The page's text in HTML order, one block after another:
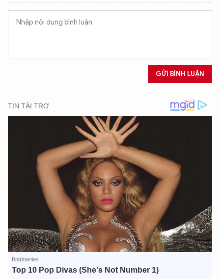
GỬI BÌNH LUẬN
TÔI LÀ CHATBOT CỦA
Hãy hỏi tôi bất kỳ điều gì bạn cần biết về
An Ninh Thủ Đô nhé. Tôi sẵn sàng hỗ trợ!